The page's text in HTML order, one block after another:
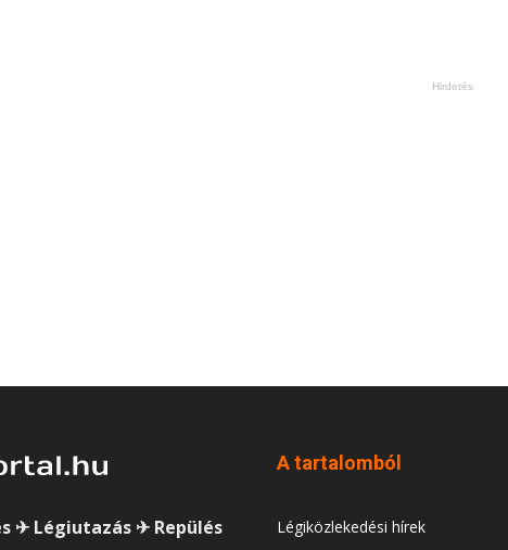
Hirdetés
✈ Légiutazás ✈ Repülés
A tartalomból
Légiközlekedési hírek